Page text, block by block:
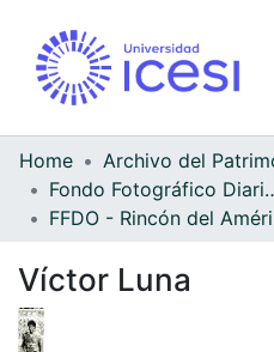
Home
Fondo
Víctor Luna